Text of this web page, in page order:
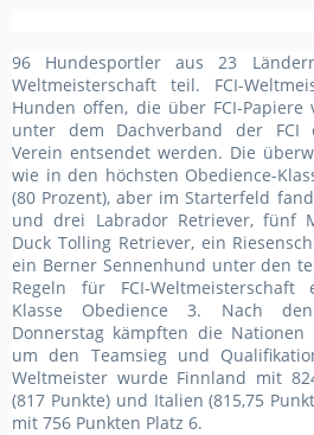
96 Hundesportler aus 23
Weltmeisterschaft teil. FCI-
Hunden offen, die über FCI-
unter dem Dachverband der FCI
Verein entsendet werden. Die
wie in den höchsten Obedience-
(80 Prozent), aber im Starterfeld
und drei Labrador Retriever, fünf
Duck Tolling Retriever, ein
ein Berner Sennenhund unter den
Regeln für FCI-
Klasse Obedience 3. Nach
Donnerstag kämpften die
um den Teamsieg und
Weltmeister wurde Finnland mit
(817 Punkte) und Italien (815,75
mit 756 Punkten Platz 6.